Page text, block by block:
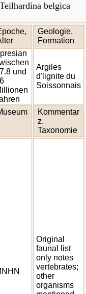
Teilhardina belgica
Geologie,
Formation
und
Argiles
d'lignite du
Soissonnais
Kommentar
z.
Taxonomie
Original
faunal list
only notes
vertebrates;
other
organisms